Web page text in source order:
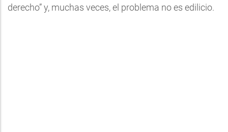
derecho” y, muchas veces, el problema no es edilicio.